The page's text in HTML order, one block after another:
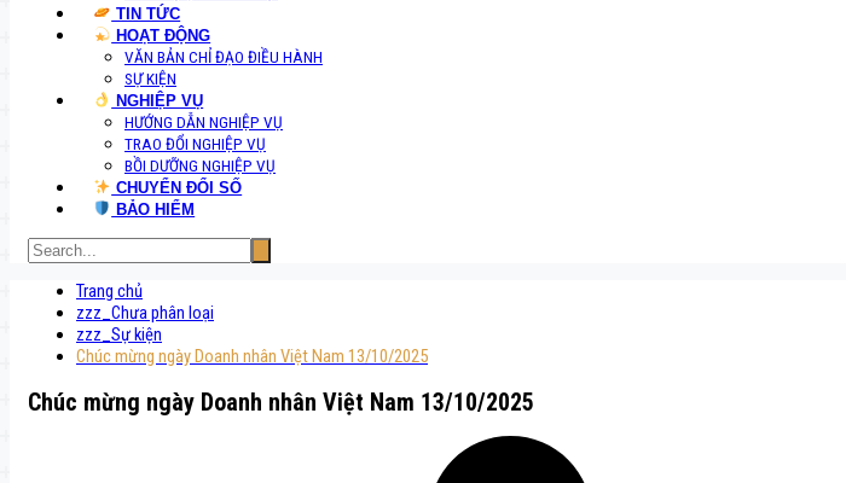
TIN TỨC
HOẠT ĐỘNG
VĂN BẢN CHỈ ĐẠO ĐIỀU HÀNH
SỰ KIỆN
NGHIỆP VỤ
HƯỚNG DẪN NGHIỆP VỤ
TRAO ĐỔI NGHIỆP VỤ
BỒI DƯỠNG NGHIỆP VỤ
CHUYỂN ĐỔI SỐ
BẢO HIỂM
Trang chủ
zzz_Chưa phân loại
zzz_Sự kiện
Chúc mừng ngày Doanh nhân Việt Nam 13/10/2025
Chúc mừng ngày Doanh nhân Việt Nam 13/10/2025